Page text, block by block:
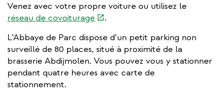
Venez avec votre propre voiture ou utilisez le
réseau de covoiturage(link
external)
.
L’Abbaye de Parc dispose d’un petit parking non
surveillé de 80 places, situé à proximité de la
brasserie Abdijmolen. Vous pouvez vous y stationner
pendant quatre heures avec carte de
stationnement.